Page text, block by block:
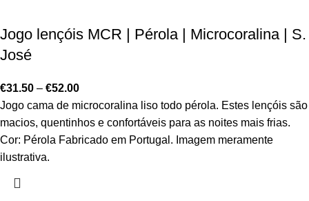
Jogo lençóis MCR | Pérola | Microcoralina | S.
José
€31.50 – €52.00
Jogo cama de microcoralina liso todo pérola. Estes lençóis são
macios, quentinhos e confortáveis para as noites mais frias.
Cor: Pérola Fabricado em Portugal. Imagem meramente
ilustrativa.